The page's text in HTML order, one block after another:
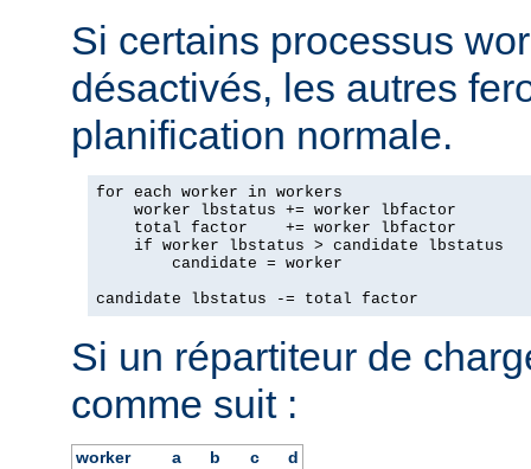
Si certains processus
désactivés, les autres
planification normale.
for each worker in workers
    worker lbstatus += worker lbfactor
    total factor    += worker lbfactor
    if worker lbstatus > candidate lbstatus
        candidate = worker
candidate lbstatus -= total factor
Si un répartiteur de
comme suit :
worker a b c
d